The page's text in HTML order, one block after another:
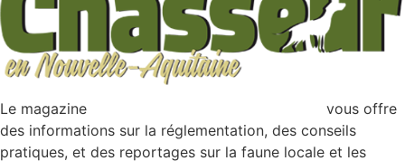
Le magazine
vous offre
des informations sur la réglementation, des conseils
pratiques, et des reportages sur la faune locale et les